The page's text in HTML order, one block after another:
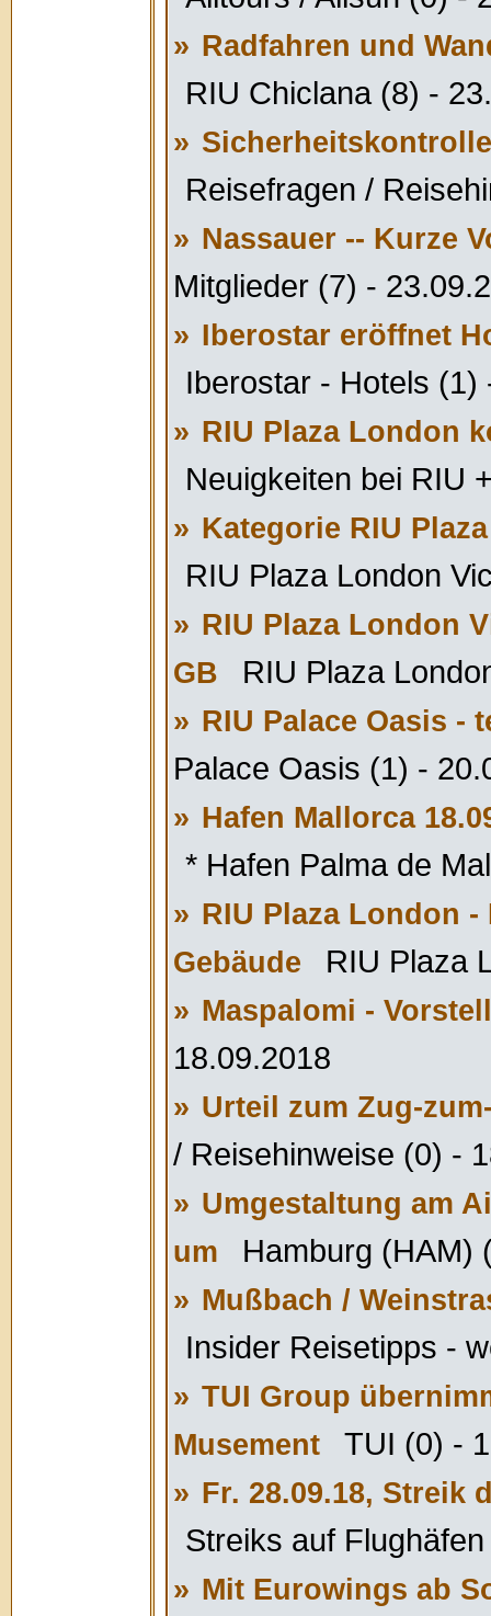
» Radfahren und
RIU Chiclana (8) -
»
Reisefragen /
» Nassauer -- Kurze
Mitglieder (7) -
» Iberostar eröffnet
Iberostar - Hotels (1)
» RIU Plaza London
Neuigkeiten bei RIU
» Kategorie RIU
RIU Plaza London
» RIU Plaza London
GB
RIU Plaza
» RIU Palace Oasis -
Palace Oasis (1) -
» Hafen Mallorca
* Hafen Palma de
» RIU Plaza London
Gebäude
RIU Plaza
» Maspalomi -
18.09.2018
» Urteil zum Zug-
/ Reisehinweise (0) -
» Umgestaltung am
um
Hamburg (HAM)
» Mußbach /
Insider Reisetipps -
» TUI Group
Musement
TUI (0) -
» Fr. 28.09.18, Streik
Streiks auf
» Mit Eurowings ab